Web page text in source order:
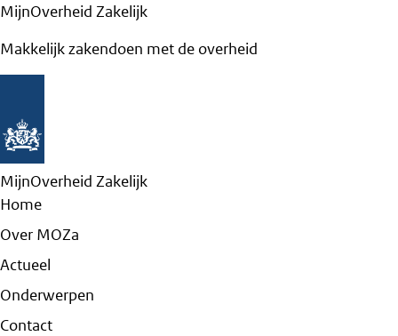
MijnOverheid Zakelijk
Makkelijk zakendoen met de overheid
MijnOverheid Zakelijk
Home
Over MOZa
Actueel
Onderwerpen
Contact